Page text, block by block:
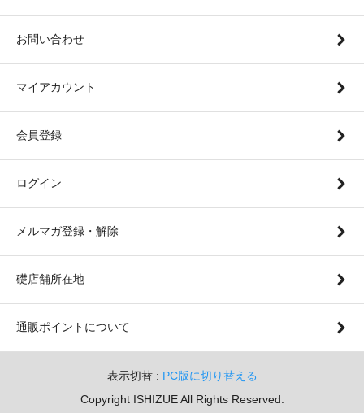
お問い合わせ
マイアカウント
会員登録
ログイン
メルマガ登録・解除
礎店舗所在地
通販ポイントについて
表示切替 : PC版に切り替える
Copyright ISHIZUE All Rights Reserved.